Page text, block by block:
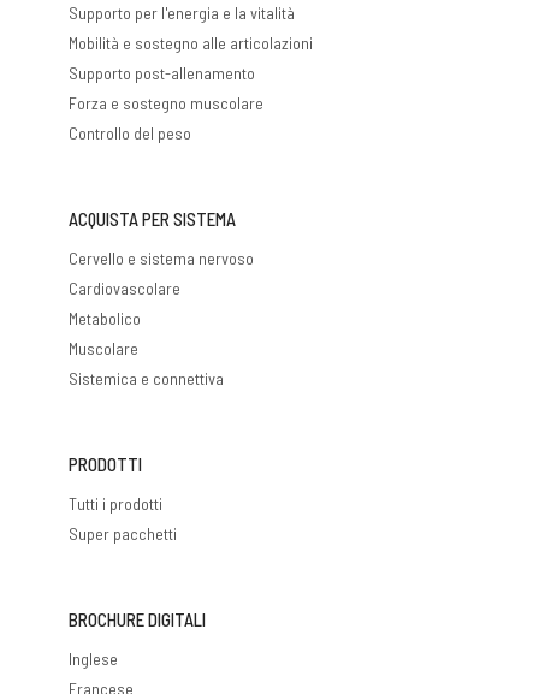
Supporto per l'energia e la vitalità
Mobilità e sostegno alle articolazioni
Supporto post-allenamento
Forza e sostegno muscolare
Controllo del peso
ACQUISTA PER SISTEMA
Cervello e sistema nervoso
Cardiovascolare
Metabolico
Muscolare
Sistemica e connettiva
PRODOTTI
Tutti i prodotti
Super pacchetti
BROCHURE DIGITALI
Inglese
Francese